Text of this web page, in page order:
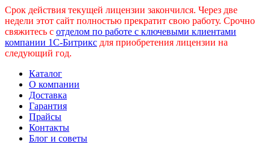
Срок действия текущей лицензии закончился. Через две
недели этот сайт полностью прекратит свою работу. Срочно
свяжитесь с отделом по работе с ключевыми клиентами
компании 1С-Битрикс для приобретения лицензии на
следующий год.
Каталог
О компании
Доставка
Гарантия
Прайсы
Контакты
Блог и советы